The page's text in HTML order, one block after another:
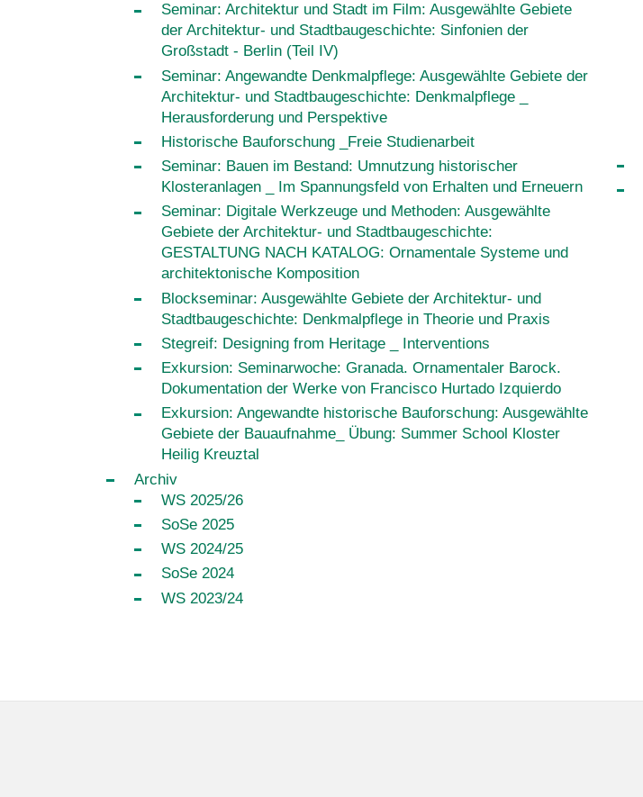
Seminar: Architektur und Stadt im Film: Ausgewählte Gebiete
der Architektur- und Stadtbaugeschichte: Sinfonien der
Großstadt - Berlin (Teil IV)
Seminar: Angewandte Denkmalpflege: Ausgewählte Gebiete der
Architektur- und Stadtbaugeschichte: Denkmalpflege _
Herausforderung und Perspektive
Historische Bauforschung _Freie Studienarbeit
Seminar: Bauen im Bestand: Umnutzung historischer
Klosteranlagen _ Im Spannungsfeld von Erhalten und Erneuern
Seminar: Digitale Werkzeuge und Methoden: Ausgewählte
Gebiete der Architektur- und Stadtbaugeschichte:
GESTALTUNG NACH KATALOG: Ornamentale Systeme und
architektonische Komposition
Blockseminar: Ausgewählte Gebiete der Architektur- und
Stadtbaugeschichte: Denkmalpflege in Theorie und Praxis
Stegreif: Designing from Heritage _ Interventions
Exkursion: Seminarwoche: Granada. Ornamentaler Barock.
Dokumentation der Werke von Francisco Hurtado Izquierdo
Exkursion: Angewandte historische Bauforschung: Ausgewählte
Gebiete der Bauaufnahme_ Übung: Summer School Kloster
Heilig Kreuztal
Archiv
WS 2025/26
SoSe 2025
WS 2024/25
SoSe 2024
WS 2023/24